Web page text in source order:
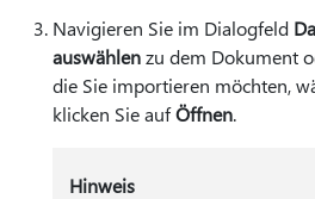
Navigieren Sie im Dialogfeld
auswählenzu dem Dokument
die Sie importieren möchten,
klicken Sie aufÖffnen.
Hinweis